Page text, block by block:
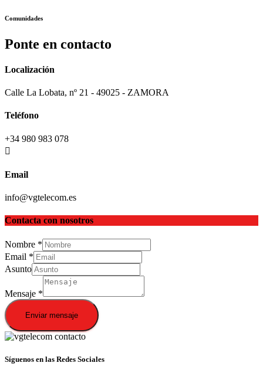
Comunidades
Ponte en contacto
Localización
Calle La Lobata, nº 21 - 49025 - ZAMORA
Teléfono
+34 980 983 078
Email
info@vgtelecom.es
Contacta con nosotros
Nombre *
Email *
Asunto
Mensaje *
Enviar mensaje
Síguenos en las Redes Sociales